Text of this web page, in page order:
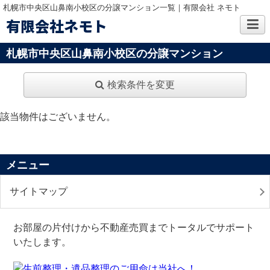
札幌市中央区山鼻南小校区の分譲マンション一覧｜有限会社 ネモト
有限会社ネモト
札幌市中央区山鼻南小校区の分譲マンション
検索条件を変更
該当物件はございません。
メニュー
サイトマップ
お部屋の片付けから不動産売買までトータルでサポート
いたします。